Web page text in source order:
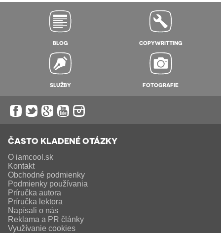
BLOG COPYWRITTING
SLUŽBY FOTOGRAFIE
ČASTO KLADENÉ OTÁZKY
O iamcool.sk
Kontakt
Obchodné podmienky
Podmienky používania
Príručka autora
Príručka lektora
Napísali o nás
Reklama a PR články
Využívanie cookies